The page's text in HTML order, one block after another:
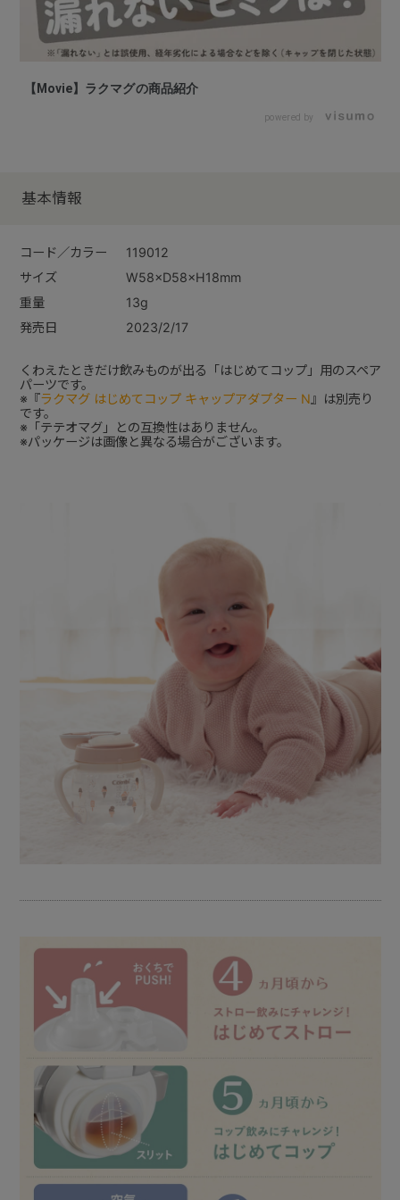
【Movie】ラクマグの商品紹介
powered by
基本情報
コード／カラー
119012
サイズ
W58×D58×H18mm
重量
13g
発売日
2023/2/17
くわえたときだけ飲みものが出る「はじめてコップ」用のスペア
パーツです。
※『ラクマグ はじめてコップ キャップアダプター N 』は別売り
です。
※「テテオマグ」との互換性はありません。
※パッケージは画像と異なる場合がございます。